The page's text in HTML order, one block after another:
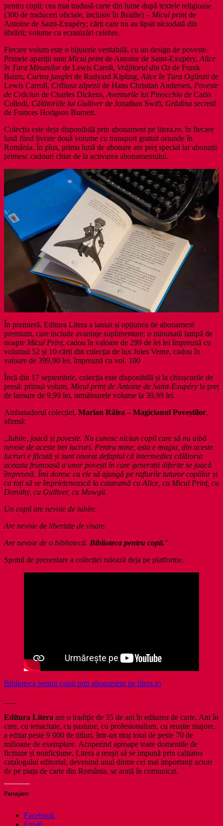
pentru copii; cea mai tradusă carte din lume după textele religioase
(300 de traduceri oficiale, inclusiv în Braille) – Micul prințde
Antoine de Saint-Exupéry; cărți care nu au lipsit niciodată din
librării; volume cu ecranizări celebre.
Fiecare volum este o bijuterie veritabilă, cu un design de poveste.
Primele apariții sunt Micul prințde Antoine de Saint-Exupéry, Alice
în Țara Minunilorde Lewis Caroll, Vrăjitorul din Oz de Frank
Baum, Cartea junglei de Rudyard Kipling, Alice în Țara Oglinzii de
Lewis Carroll, Crăiasa zăpezii de Hans Christian Andersen, Poveste
de Crăciun de Charles Dickens, Aventurile lui Pinocchio de Carlo
Collodi, Călătoriile lui Gulliverde Jonathan Swift, Grădina secretă
de Frances Hodgson Burnett.
Colecția este deja disponibilă prin abonament pe litera.ro, în fiecare
lună fiind livrate două volume cu transport gratuit oriunde în
România. În plus, prima lună de abonare are preț special iar abonații
primesc cadouri chiar de la activarea abonamentului.
În premieră, Editura Litera a lansat și opțiunea de abonament
premium, care include avantaje suplimentare: o minunată lampă de
noapte Micul Prinț, cadou în valoare de 299 de lei lei împreună cu
volumul 52 și 10 cărți din colecția de lux Jules Verne, cadou în
valoare de 399,90 lei, împreună cu vol. 100
Încă din 17 septembrie, colecția este disponibilă și la chioșcurile de
presă: primul volum, Micul prinț de Antoine de Saint-Exupéry la preț
de lansare de 9,99 lei, următoarele volume la 39,99 lei.
Ambasadorul colecției, Marian Râlea – Magicianul Poveștilor,
afirmă:
,,Iubire, joacă și poveste. Nu cunosc niciun copil care să nu aibă
nevoie de aceste trei lucruri. Pentru mine, asta e magia, din aceste
lucruri e făcută și sunt onorat defaptul că intermediez călătoria
aceasta frumoasă a unor povești în care generații diferite se joacă
împreună. Îmi doresc ca ele să ajungă pe rafturile tuturor copiilor și
ca toți să se împrietenească la cataramă cu Alice, cu Micul Prinț, cu
Dorothy, cu Gulliver, cu Mowgli.
Un copil are nevoie de iubire.
Are nevoie de libertate de visare.
Are nevoie de o bibliotecă. Biblioteca pentru copii.”
Spotul de prezentare a colecției rulează deja pe platforme.
Biblioteca pentru copii prin abonament pe litera.ro
Editura Litera are o tradiție de 35 de ani în editarea de carte. Ani în
care, cu tenacitate, cu pasiune, cu profesionalism, cu reușite majore,
a editat peste 9 000 de titluri, într-un tiraj total de peste 70 de
milioane de exemplare. Acoperind aproape toate domeniile de
ficțiune și nonficțiune, Litera a reușit să se impună prin calitatea
catalogului editorial, devenind unul dintre cei mai importanți actori
de pe piața de carte din România, se arată în comunicat.
Partajare:
Facebook
Email